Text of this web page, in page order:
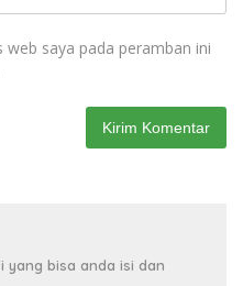
saya pada peramban ini
yang bisa anda isi dan